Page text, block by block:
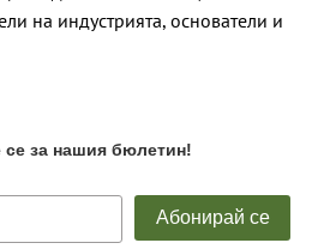
на индустрията, основатели и